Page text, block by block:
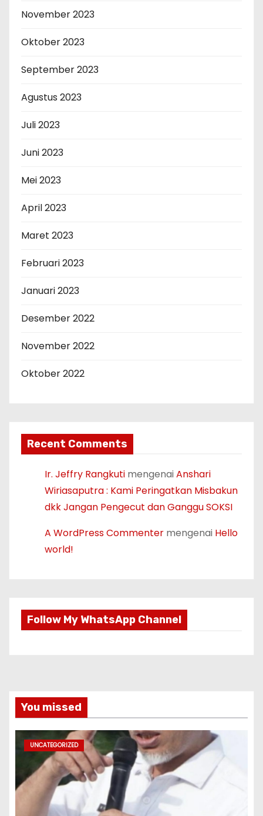
November 2023
Oktober 2023
September 2023
Agustus 2023
Juli 2023
Juni 2023
Mei 2023
April 2023
Maret 2023
Februari 2023
Januari 2023
Desember 2022
November 2022
Oktober 2022
Recent Comments
Ir. Jeffry Rangkuti mengenaiAnshari
Wiriasaputra : Kami Peringatkan Misbakun
dkk Jangan Pengecut dan Ganggu SOKSI
A WordPress Commenter mengenai Hello
world!
Follow My WhatsApp Channel
You missed
UNCATEGORIZED